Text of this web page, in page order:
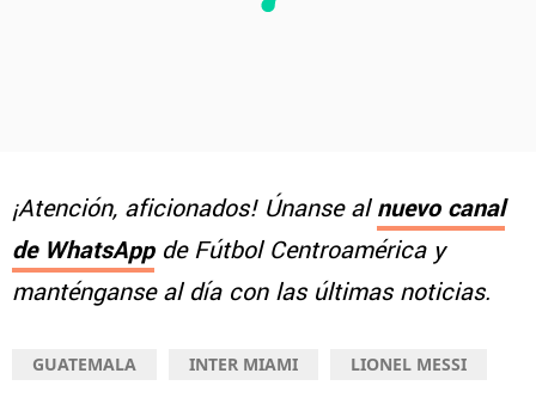
¡Atención, aficionados! Únanse alnuevo canal
de WhatsAppde Fútbol Centroamérica y
manténganse al día con las últimas noticias.
GUATEMALA INTER MIAMI LIONEL MESSI